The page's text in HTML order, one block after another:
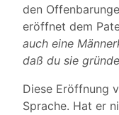
den
eröffnet dem
auch eine
daß du sie
Diese Eröffnung
Sprache. Hat er